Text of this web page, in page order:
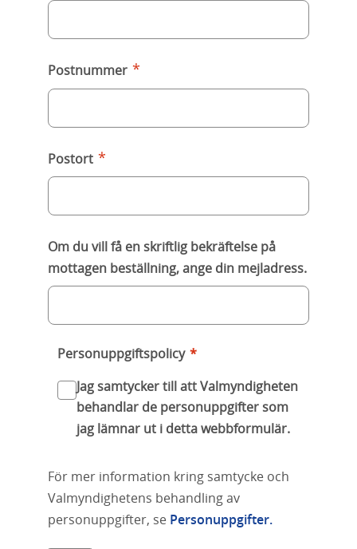
Postnummer *
Postort *
Om du vill få en skriftlig bekräftelse på
mottagen beställning, ange din mejladress.
Personuppgiftspolicy *
Jag samtycker till att Valmyndigheten
behandlar de personuppgifter som
jag lämnar ut i detta webbformulär.
För mer information kring samtycke och
Valmyndighetens behandling av
personuppgifter, se Personuppgifter.